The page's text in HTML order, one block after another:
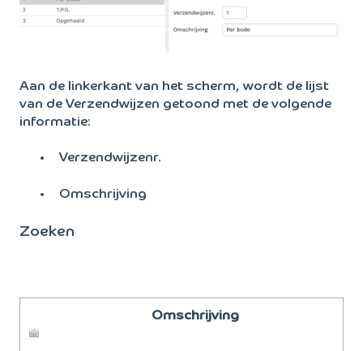
Aan de linkerkant van het scherm, wordt de lijst
van de Verzendwijzen getoond met de volgende
informatie:
Verzendwijzenr.
Omschrijving
Zoeken
Omschrijving